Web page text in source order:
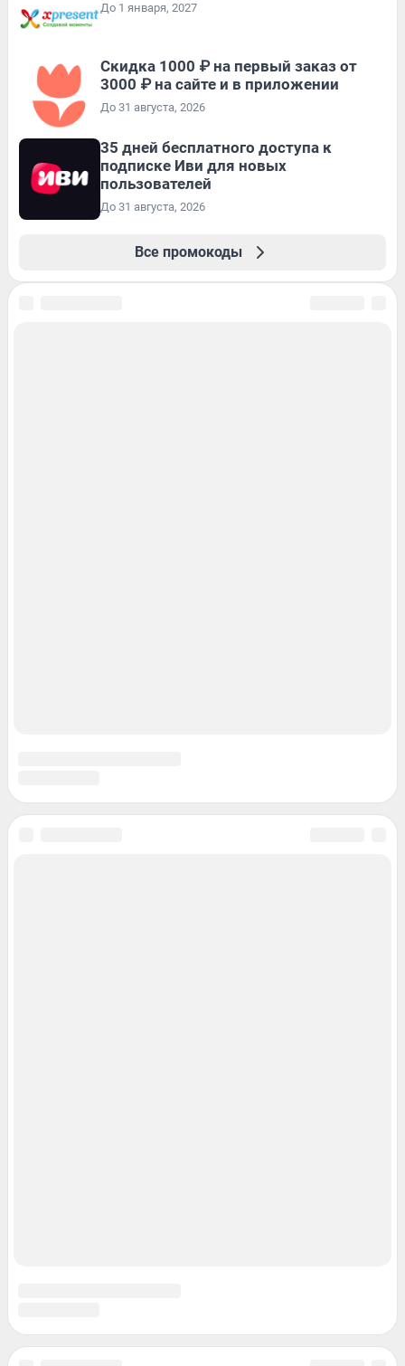
До 1 января, 2027
Скидка 1000 ₽ на первый заказ от
3000 ₽ на сайте и в приложении
До 31 августа, 2026
35 дней бесплатного доступа к
подписке Иви для новых
пользователей
До 31 августа, 2026
Все промокоды